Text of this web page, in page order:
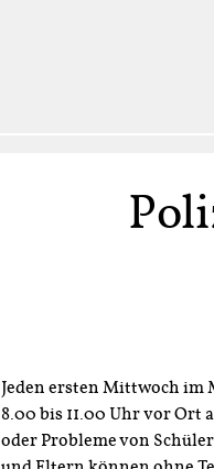
Jeden ersten Mittwoch im
8.00 bis 11.00 Uhr vor Ort
oder Probleme von